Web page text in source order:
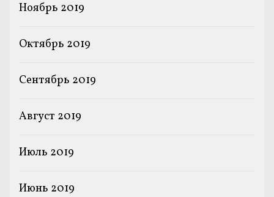
Ноябрь 2019
Октябрь 2019
Сентябрь 2019
Август 2019
Июль 2019
Июнь 2019